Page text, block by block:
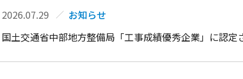
2026.07.29
お知らせ
国土交通省中部地方整備局「工事成績優秀企業」に認定